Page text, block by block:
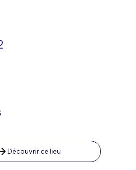
Découvrir ce lieu